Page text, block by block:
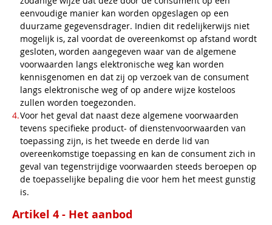
eenvoudige manier kan worden opgeslagen op een
duurzame gegevensdrager. Indien dit redelijkerwijs niet
mogelijk is, zal voordat de overeenkomst op afstand wordt
gesloten, worden aangegeven waar van de algemene
voorwaarden langs elektronische weg kan worden
kennisgenomen en dat zij op verzoek van de consument
langs elektronische weg of op andere wijze kosteloos
zullen worden toegezonden.
Voor het geval dat naast deze algemene voorwaarden
tevens specifieke product- of dienstenvoorwaarden van
toepassing zijn, is het tweede en derde lid van
overeenkomstige toepassing en kan de consument zich in
geval van tegenstrijdige voorwaarden steeds beroepen op
de toepasselijke bepaling die voor hem het meest gunstig
is.
Artikel 4 - Het aanbod